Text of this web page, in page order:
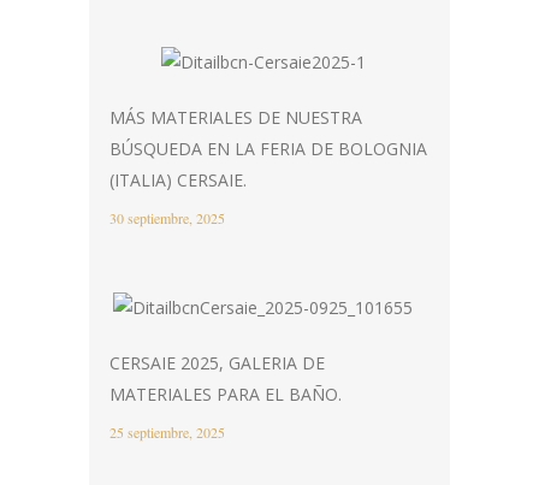
MÁS MATERIALES DE NUESTRA
BÚSQUEDA EN LA FERIA DE BOLOGNIA
(ITALIA) CERSAIE.
30 septiembre, 2025
CERSAIE 2025, GALERIA DE
MATERIALES PARA EL BAÑO.
25 septiembre, 2025